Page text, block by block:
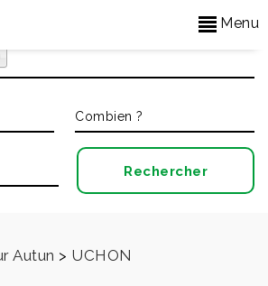
Menu
Autun > UCHON